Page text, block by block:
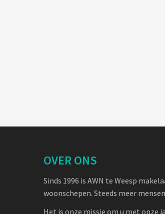
OVER ONS
Sinds 1996 is AWN te Weesp
woonschepen. Steeds meer
Het is onze missie om u met onze